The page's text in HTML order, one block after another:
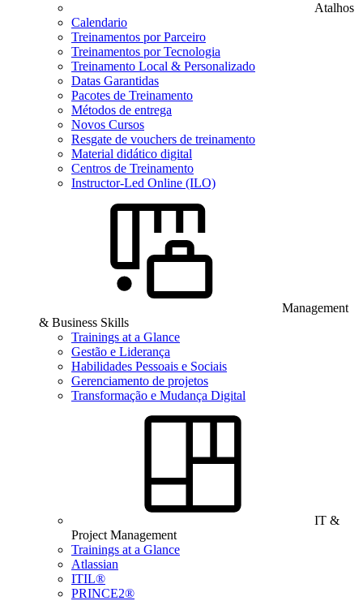
Atalhos
Calendario
Treinamentos por Parceiro
Treinamentos por Tecnologia
Treinamento Local & Personalizado
Datas Garantidas
Pacotes de Treinamento
Métodos de entrega
Novos Cursos
Resgate de vouchers de treinamento
Material didático digital
Centros de Treinamento
Instructor-Led Online (ILO)
Management
& Business Skills
Trainings at a Glance
Gestão e Liderança
Habilidades Pessoais e Sociais
Gerenciamento de projetos
Transformação e Mudança Digital
IT &
Project Management
Trainings at a Glance
Atlassian
ITIL®
PRINCE2®